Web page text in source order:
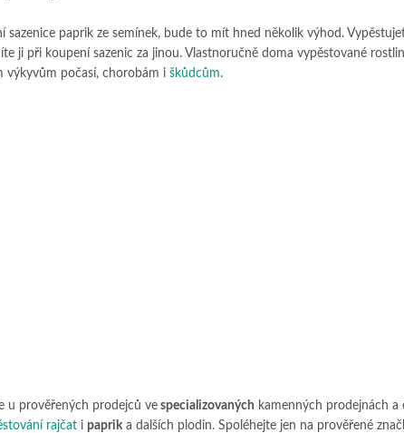
sazenice paprik ze semínek, bude to mít hned několik výhod.
ji při koupení sazenic za jinou. Vlastnoručně doma vypěstované
výkyvům počasí, chorobám i škůdcům.
u prověřených prodejců ve specializovaných kamenných prodejnách a
rajčat i paprika dalších plodin. Spoléhejte jen na prověřené